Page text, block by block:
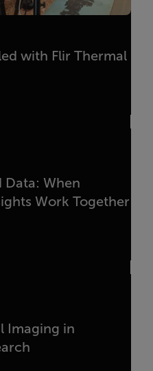
with Flir Thermal
When
Work Together
Imaging in